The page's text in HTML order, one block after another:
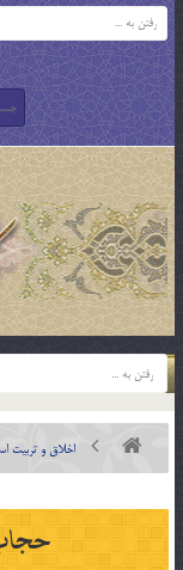
اخلاق و تربیت